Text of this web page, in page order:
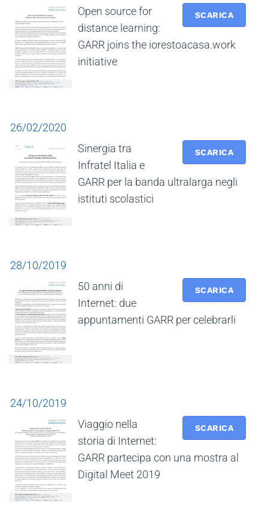
SCARICA
Open source for
distance learning:
GARR joins the iorestoacasa.work
initiative
26/02/2020
SCARICA
Sinergia tra
Infratel Italia e
GARR per la banda ultralarga negli
istituti scolastici
28/10/2019
SCARICA
50 anni di
Internet: due
appuntamenti GARR per celebrarli
24/10/2019
SCARICA
Viaggio nella
storia di Internet:
GARR partecipa con una mostra al
Digital Meet 2019